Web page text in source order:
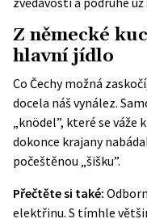
Z německé
hlavní jídlo
Co Čechy možná
docela náš vynález.
„knödel”, které se váže
dokonce krajany
počeštěnou „šišku”.
Přečtěte si také:
elektřinu. S tímhle